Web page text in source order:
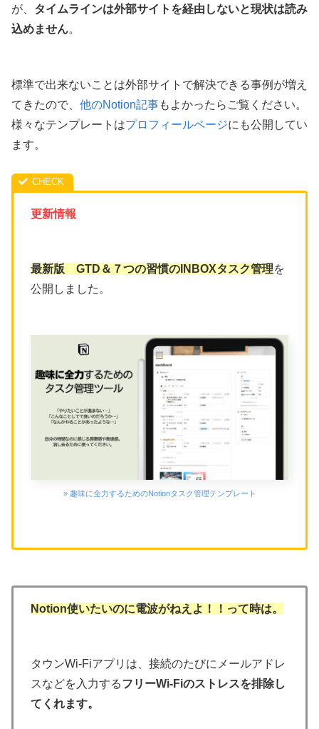
が、 タイムラインは外部サイトを経由しないと現状は読み
込めません。
標準で出来ないことは外部サイトで解決できる事例が増え
てきたので、 他のNotion記事もよかったらご覧ください。
様々なテンプレートはプロフィールページにも公開してい
ます。
更新情報
最新版 GTD＆７つの習慣のINBOXタスク管理を
公開しました。
» 趣味に全力するためのNotionタスク管理テンプレート
Notion使いたいのに電波がねえよ！！って時は。
タウンWi-Fiアプリは、接続のたびにメールアドレ
スなどを入力するフリーWi-Fiのストレスを排除し
てくれます。